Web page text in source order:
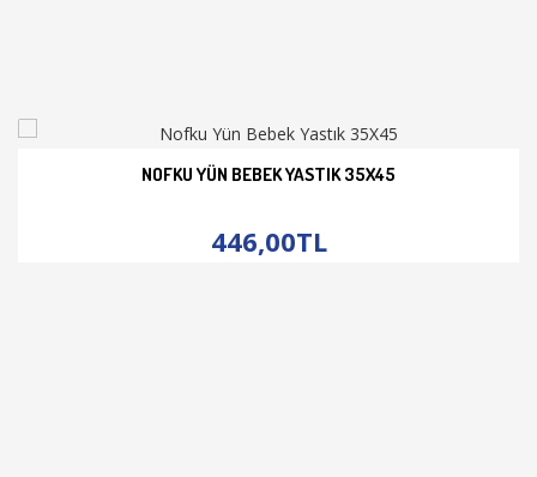
NOFKU YÜN BEBEK YASTIK 35X45
446,00TL